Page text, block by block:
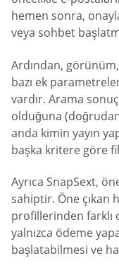
hemen sonra,
veya sohbet
Ardından,
bazı ek
vardır. Arama
olduğuna
anda kimin yayın
başka kritere göre
Ayrıca SnapSext,
sahiptir. Öne çıkan
profillerinden farklı
yalnızca ödeme
başlatabilmesi ve